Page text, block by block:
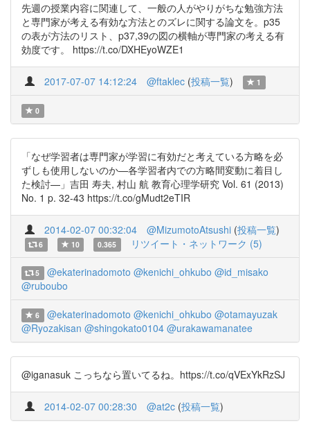
先週の授業内容に関連して、一般の人がやりがちな勉強方法
と専門家が考える有効な方法とのズレに関する論文を。p35
の表が方法のリスト、p37,39の図の横軸が専門家の考える有
効度です。 https://t.co/DXHEyoWZE1
2017-07-07 14:12:24 @ftaklec (投稿一覧) 1
0
「なぜ学習者は専門家が学習に有効だと考えている方略を必
ずしも使用しないのか—各学習者内での方略間変動に着目し
た検討—」吉田 寿夫, 村山 航 教育心理学研究 Vol. 61 (2013)
No. 1 p. 32-43 https://t.co/gMudt2eTIR
2014-02-07 00:32:04 @MizumotoAtsushi (投稿一覧)
6 10 0.365 リツイート・ネットワーク (5)
5 @ekaterinadomoto @kenichi_ohkubo @id_misako
@ruboubo
6 @ekaterinadomoto @kenichi_ohkubo @otamayuzak
@Ryozakisan @shingokato0104 @urakawamanatee
@iganasuk こっちなら置いてるね。https://t.co/qVExYkRzSJ
2014-02-07 00:28:30 @at2c (投稿一覧)